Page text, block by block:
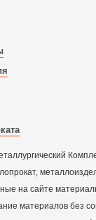
на сайте
материалов без